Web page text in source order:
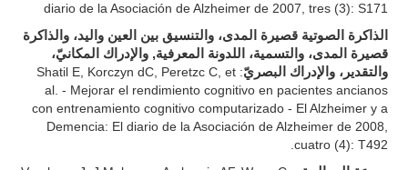
diario de la Asociación de Alzheimer de 2007, tres (3): S171
الذاكرة الصوتية قصيرة المدى، والتنسيق بين العين واليد، والذاكرة
قصيرة المدى، والتسمية، اللدونة المعرفية, والإدراك المكانيّ،
والتقدير، والإدراك البصريّ : Shatil E, Korczyn dC, Peretzc C, et
al. - Mejorar el rendimiento cognitivo en pacientes ancianos
con entrenamiento cognitivo computarizado - El Alzheimer y a
Demencia: El diario de la Asociación de Alzheimer de 2008,
cuatro (4): T492.